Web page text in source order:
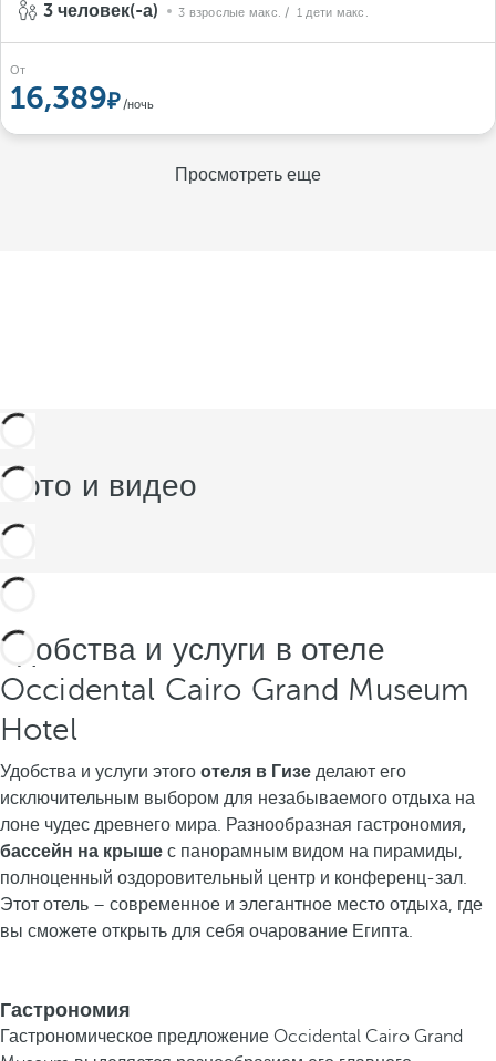
3 человек(-а)
3 взрослые макс. / 1 дети макс.
От
16,389 /ночь
Просмотреть еще
Фото и видео
Удобства и услуги в отеле
Occidental Cairo Grand Museum
Hotel
Удобства и услуги этого отеля в Гизе делают его
исключительным выбором для незабываемого отдыха на
лоне чудес древнего мира. Разнообразная гастрономия,
бассейн на крыше с панорамным видом на пирамиды,
полноценный оздоровительный центр и конференц-зал.
Этот отель – современное и элегантное место отдыха, где
вы сможете открыть для себя очарование Египта.
Гастрономия
Гастрономическое предложение Occidental Cairo Grand